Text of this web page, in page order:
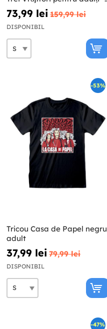
Harry Potter
73,99 lei 159,99 lei
DISPONIBIL
-53%
Tricou Casa de Papel negru
adult
37,99 lei 79,99 lei
DISPONIBIL
-47%